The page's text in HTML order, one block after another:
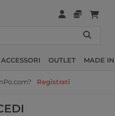
ACCESSORI OUTLET MADE
Registrati